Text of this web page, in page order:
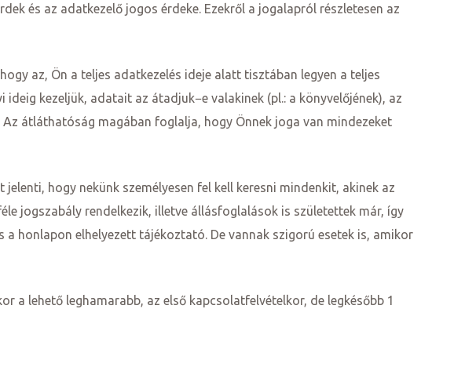
és az adatkezelő jogos érdeke. Ezekről a jogalapról részletesen az
az, Ön a teljes adatkezelés ideje alatt tisztában legyen a teljes
kezeljük, adatait az átadjuk−e valakinek (pl.: a könyvelőjének), az
átláthatóság magában foglalja, hogy Önnek joga van mindezeket
hogy nekünk személyesen fel kell keresni mindenkit, akinek az
jogszabály rendelkezik, illetve állásfoglalások is születettek már, így
a honlapon elhelyezett tájékoztató. De vannak szigorú esetek is, amikor
a lehető leghamarabb, az első kapcsolatfelvételkor, de legkésőbb 1